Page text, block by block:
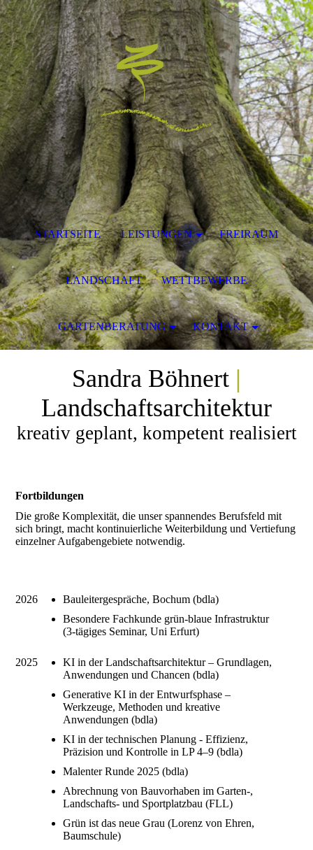
Sandra Böhnert |
Landschaftsarchitektur
kreativ geplant, kompetent realisiert
Fortbildungen
Die große Komplexität, die unser spannendes Berufsfeld mit
sich bringt, macht kontinuierliche Weiterbildung und Vertiefung
einzelner Aufgabengebiete notwendig.
2026
Bauleitergespräche, Bochum (bdla)
Besondere Fachkunde grün-blaue Infrastruktur
(3-tägiges Seminar, Uni Erfurt)
2025
KI in der Landschaftsarchitektur – Grundlagen,
Anwendungen und Chancen (bdla)
Generative KI in der Entwurfsphase –
Werkzeuge, Methoden und kreative
Anwendungen (bdla)
KI in der technischen Planung - Effizienz,
Präzision und Kontrolle in LP 4–9 (bdla)
Malenter Runde 2025 (bdla)
Abrechnung von Bauvorhaben im Garten-,
Landschafts- und Sportplatzbau (FLL)
Grün ist das neue Grau (Lorenz von Ehren,
Baumschule)
STARTSEITE LEISTUNGEN FREIRAUM
LANDSCHAFT WETTBEWERBE
GARTENBERATUNG KONTAKT